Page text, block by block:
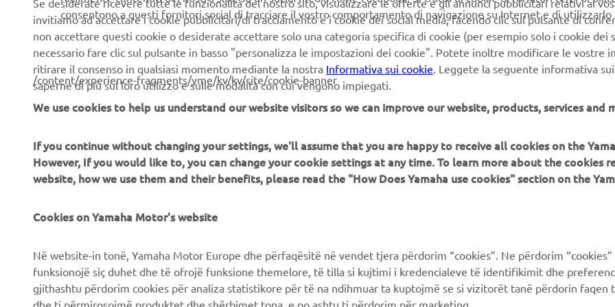
SCOPRI DI PIÙ
CORPORATE
Chi siamo
News
Stampa
Brochures
B2B
Soluzioni di Business
NEO's Delivery
Autorità
Campi da golf
PIÙ YAMAHA
Yamaha Motor Global
Yamaha Blog
SUPPORTO
Prenota la manutenzione
Concessionari ufficiali
consentono a questi fornitori social di tracciare il vostro comportamento di navigazione su Internet e di utilizzarlo
invitiamo ad accettare i cookie pubblicitari/di tracciamento e i cookie dei social media, facendo clic sul pulsante di
non accettare questi cookie o desiderate accettare solo una categoria specifica di cookie (per esempio solo i cookie dei
necessario fare clic sul pulsante in basso "personalizza le impostazioni dei cookie". Potete inoltre modificare le vostre
ritirare il consenso in qualsiasi momento mediante la nostra Informativa sui cookie . Leggete la seguente informativa
saperne di più sul loro utilizzo e sulle modalità con cui vengono impiegati.
/content/experience-fragments/yme/kv/kv/site/cookie-banner
We use cookies to help us understand our website visitors so we can improve our website, products, services and
If you continue without changing your settings, we'll assume that you are happy to receive all cookies on the
However, If you would like to, you can change your cookie settings at any time. To learn more about the cookies
website, how we use them and their benefits, please read the "How Does Yamaha use cookies" section on the
Cookies on Yamaha Motor's website
Në website-in tonë, Yamaha Motor Europe dhe përfaqësitë në vendet tjera përdorim “cookies”. Ne përdorim
funksionojë siç duhet dhe të ofrojë funksione themelore, të tilla si kujtimi i kredencialeve të identifikimit dhe
gjithashtu përdorim cookies për analiza statistikore për të na ndihmuar ta kuptojmë se si vizitorët tanë përdorin
dhe ti përmirosojmë produktet dhe shërbimet tona, e po ashtu ti përdorim për marketing.